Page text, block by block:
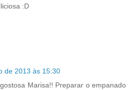
:D
de 2013 às 15:30
Marisa!! Preparar o empanado